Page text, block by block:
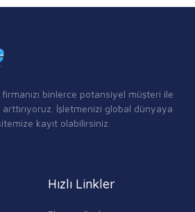
binlerce potansiyel müşteri ile
İşletmenizi global dünyaya
kayıt olabilirsiniz.
Hızlı Linkler